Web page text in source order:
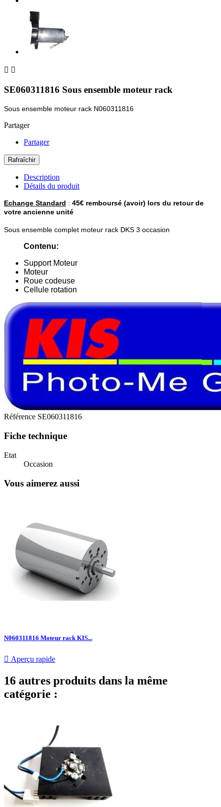
 
SE060311816 Sous ensemble moteur rack
Sous ensemble moteur rack N060311816
Partager
Partager
Description
Détails du produit
Echange Standard : 45€ remboursé (avoir) lors du retour de
votre ancienne unité
Sous ensemble complet moteur rack DKS 3 occasion
Contenu:
Support Moteur
Moteur
Roue codeuse
Cellule rotation
Référence SE060311816
Fiche technique
Etat
Occasion
Vous aimerez aussi
N060311816 Moteur rack KIS...
 Aperçu rapide
16 autres produits dans la même
catégorie :